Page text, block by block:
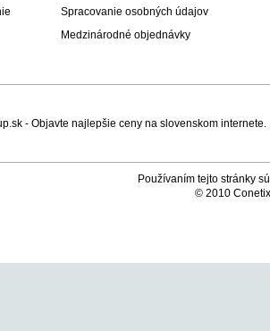
Spracovanie osobných údajov
Medzinárodné objednávky
Používaním tejto stránky
© 2010